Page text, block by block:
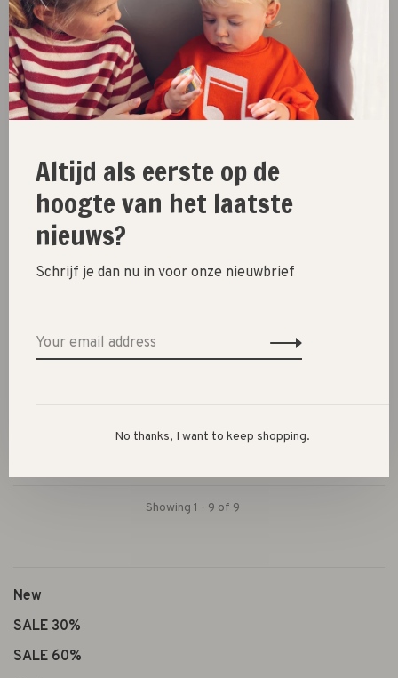
Smikkels
RVS fruitbakje 280ml //
roze
€14,95
Smikkels
RVS fruitbakje 420ml //
zachtwit
€16,95
Smikkels
Showing 1 - 9 of 9
New
SALE 30%
SALE 60%
Altijd als eerste op de
hoogte van het laatste
nieuws?
Schrijf je dan nu in voor onze nieuwbrief
No thanks, I want to keep shopping.